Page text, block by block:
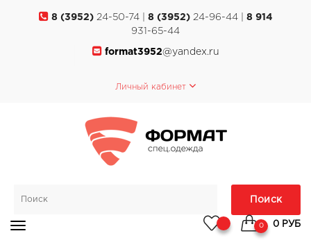
8 (3952)24-50-74 | 8 (3952)24-96-44 | 8 914
931-65-44
format3952@yandex.ru
Личный кабинет
Поиск
0 0 РУБ